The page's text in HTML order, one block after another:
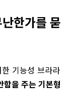
한가를 묻
기능성 브라라
함을 주는 기본형